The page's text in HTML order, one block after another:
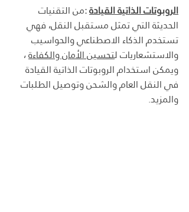
الروبوتات الذاتية القيادة :من التقنيات
الحديثة التي تمثل مستقبل النقل، فهي
تستخدم الذكاء الاصطناعي والحواسيب
والاستشعاريات لتحسين الأمان والكفاءة ،
ويمكن استخدام الروبوتات الذاتية القيادة
في النقل العام والشحن وتوصيل الطلبات
والمزيد.